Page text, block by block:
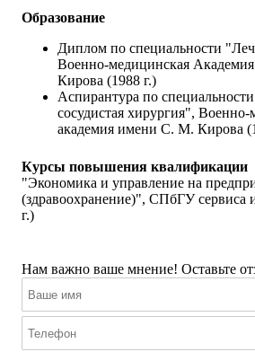
Образование
Диплом по специальности
Военно-медицинская
Кирова (1988 г.)
Аспирантура по
сосудистая хирургия",
академия имени С. М. Кирова
Курсы повышения квалификации
"Экономика и управление на
(здравоохранение)", СПбГУ сервиса
г.)
Нам важно ваше мнение! Оставьте